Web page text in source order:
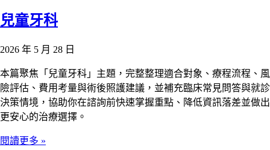
兒童牙科
2026 年 5 月 28 日
本篇聚焦「兒童牙科」主題，完整整理適合對象、療程流程、風
險評估、費用考量與術後照護建議，並補充臨床常見問答與就診
決策情境，協助你在諮詢前快速掌握重點、降低資訊落差並做出
更安心的治療選擇。
閱讀更多 »